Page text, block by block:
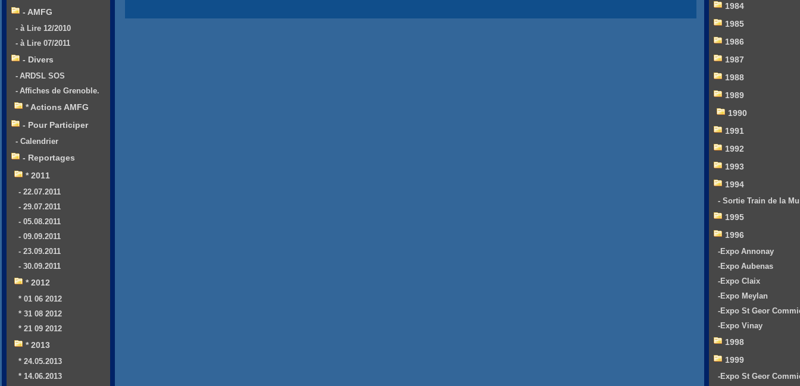
- AMFG
- à Lire 12/2010
- à Lire 07/2011
- Divers
- ARDSL SOS
- Affiches de Grenoble.
* Actions AMFG
- Pour Participer
- Calendrier
- Reportages
* 2011
- 22.07.2011
- 29.07.2011
- 05.08.2011
- 09.09.2011
- 23.09.2011
- 30.09.2011
* 2012
* 01 06 2012
* 31 08 2012
* 21 09 2012
* 2013
* 24.05.2013
* 14.06.2013
1984
1985
1986
1987
1988
1989
1990
1991
1992
1993
1994
- Sortie Train de la
1995
1996
-Expo Annonay
-Expo Aubenas
-Expo Claix
-Expo Meylan
-Expo St Geor
-Expo Vinay
1998
1999
-Expo St Geor